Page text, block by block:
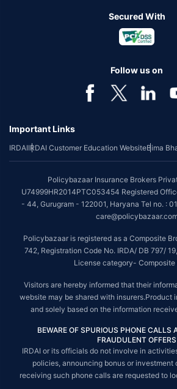
Secured With
Follow us on
Important Links
IRDAIIRDAI Customer Education WebsiteBima
Policybazaar Insurance Brokers
U74999HR2014PTC053454 Registered
- 44, Gurugram - 122001, Haryana Tel no. :
Policybazaar is registered as a Composite
742, Registration Code No. IRDA/ DB 797/
License category- Composite
Visitors are hereby informed that their
website may be shared with insurers.Product
and solely based on the information
BEWARE OF SPURIOUS PHONE CALLS
FRAUDULENT OFFERS
IRDAI or its officials do not involve in
policies, announcing bonus or investment
receiving such phone calls are requested to